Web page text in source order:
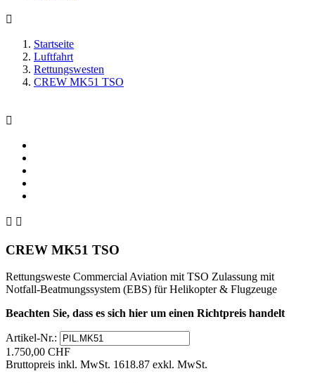

Startseite
Luftfahrt
Rettungswesten
CREW MK51 TSO

 
CREW MK51 TSO
Rettungsweste Commercial Aviation mit TSO Zulassung mit
Notfall-Beatmungssystem (EBS) für Helikopter & Flugzeuge
Beachten Sie, dass es sich hier um einen Richtpreis handelt
Artikel-Nr.:
1.750,00 CHF
Bruttopreis inkl. MwSt. 1618.87 exkl. MwSt.